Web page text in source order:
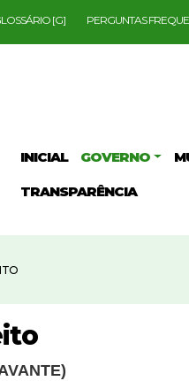
[G] PERGUNTAS
INICIAL GOVERNO
TRANSPARÊNCIA